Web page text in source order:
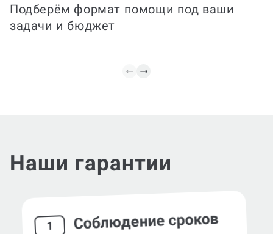
Подберём формат помощи под ваши
задачи и бюджет
подготовим итоговый
дневник с выводами и
рекомендациями.
Наши гарантии
1 Соблюдение сроков